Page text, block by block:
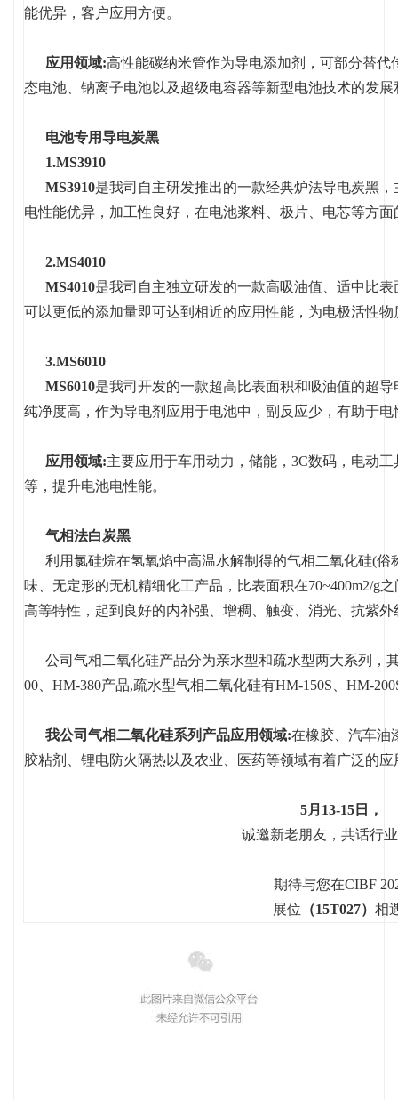
能优异，客户应用方便。
应用领域:高性能碳纳米管作为导电添加剂，可部分替
态电池、钠离子电池以及超级电容器等新型电池技术的发展
电池专用导电炭黑
1.MS3910
MS3910是我司自主研发推出的一款经典炉法导电炭黑
电性能优异，加工性良好，在电池浆料、极片、电芯等方
2.MS4010
MS4010是我司自主独立研发的一款高吸油值、适中比
可以更低的添加量即可达到相近的应用性能，为电极活性
3.MS6010
MS6010是我司开发的一款超高比表面积和吸油值的超
纯净度高，作为导电剂应用于电池中，副反应少，有助于电
应用领域:主要应用于车用动力，储能，3C数码，电动
等，提升电池电性能。
气相法白炭黑
利用氯硅烷在氢氧焰中高温水解制得的气相二氧化硅(俗
味、无定形的无机精细化工产品，比表面积在70~400m2/g
高等特性，起到良好的内补强、增稠、触变、消光、抗紫
公司气相二氧化硅产品分为亲水型和疏水型两大系列，
00、HM-380产品,疏水型气相二氧化硅有HM-150S、HM-
我公司气相二氧化硅系列产品应用领域:在橡胶、汽车油
胶粘剂、锂电防火隔热以及农业、医药等领域有着广泛的应
5月13-15日，
诚邀新老朋友，共话行
期待与您在CIBF
展位 （15T027） 相